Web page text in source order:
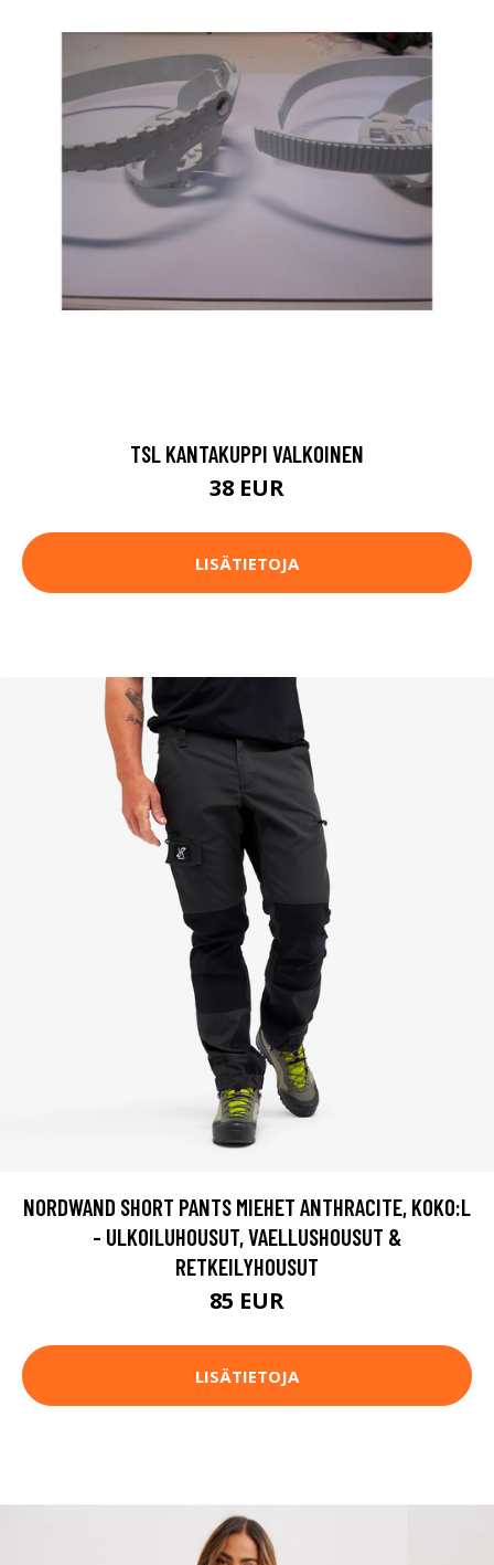
TSL KANTAKUPPI VALKOINEN
38 EUR
LISÄTIETOJA
NORDWAND SHORT PANTS MIEHET ANTHRACITE, KOKO:L
- ULKOILUHOUSUT, VAELLUSHOUSUT &
RETKEILYHOUSUT
85 EUR
LISÄTIETOJA